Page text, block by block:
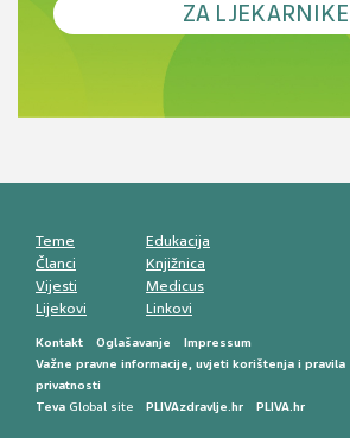
Novi pogled na migrenu:
razlike i nove terapije
smetnji do rane onkološke
ZA LJEKARNIKE
Antikoagulansi u ljekarničkoj praksi –
Teme
Članci
Vijesti
Lijekovi
Edukacija
Knjižnica
Medicus
Linkovi
Kontakt Oglašavanje
Impressum
Važne pravne informacije, uvjeti korištenja i pravila
privatnosti
Teva Global site PLIVAzdravlje.hr PLIVA.hr